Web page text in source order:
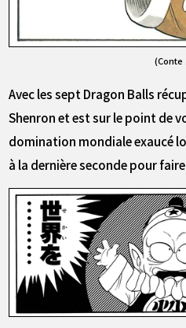
(Conte
Avec les sept Dragon Balls
Shenron et est sur le point de
domination mondiale exaucé
à la dernière seconde pour